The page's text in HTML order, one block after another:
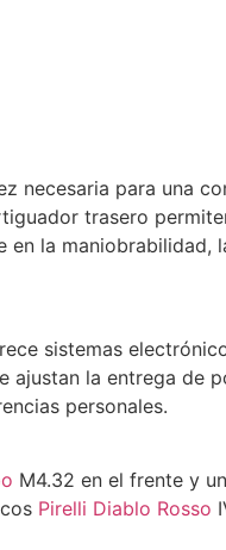
necesaria para una
trasero
la
sistemas
la entrega de
personales.
M4.32 en el frente y
Pirelli Diablo Rosso